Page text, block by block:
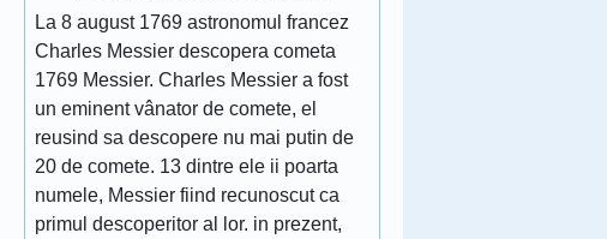
La 8 august 1769 astronomul francez
Charles Messier descopera cometa
1769 Messier. Charles Messier a fost
un eminent vânator de comete, el
reusind sa descopere nu mai putin de
20 de comete. 13 dintre ele ii poarta
numele, Messier fiind recunoscut ca
primul descoperitor al lor. in prezent,